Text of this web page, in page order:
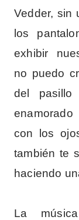
Vedder, sin
los
exhibir
no puedo
del
con los
también te
haciendo
La